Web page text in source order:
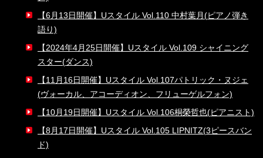
【6月13日開催】Uスタイル Vol.110 中村葉月(ピアノ弾き
語り)
【2024年4月25日開催】Uスタイル Vol.109 シャイニング
スター(ダンス)
【11月16日開催】Uスタイル Vol.107パトリック・ヌジェ
(ヴォーカル、アコーディオン、フリューゲルフォン)
【10月19日開催】Uスタイル Vol.106桐榮哲也(ピアニスト)
【8月17日開催】Uスタイル Vol.105 LIPNITZ(3ピースバン
ド)